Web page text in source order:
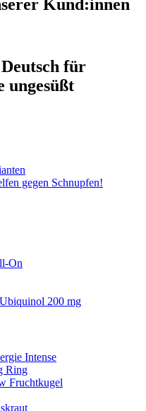
Kund:innen
für
ungesüßt
gegen Schnupfen!
On
200 mg
Intense
Ring
Fruchtkugel